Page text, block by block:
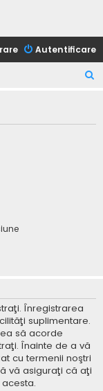
Autentificare
t
Înregistrarea
suplimentare.
să acorde
Înainte de a vă
cu termenii noştri
vă asiguraţi că aţi